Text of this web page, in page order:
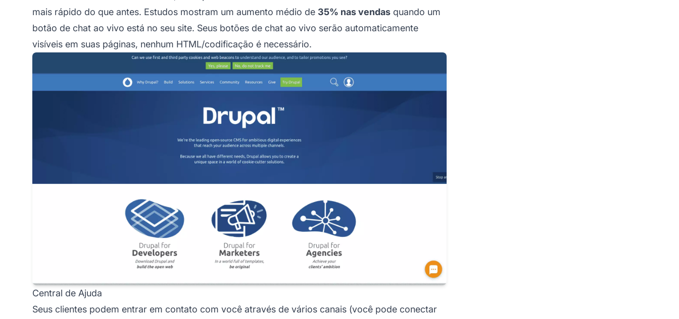
mais rápido do que antes. Estudos mostram um aumento médio de 35% nas vendas quando um
botão de chat ao vivo está no seu site. Seus botões de chat ao vivo serão automaticamente
visíveis em suas páginas, nenhum HTML/codificação é necessário.
Central de Ajuda
Seus clientes podem entrar em contato com você através de vários canais (você pode conectar